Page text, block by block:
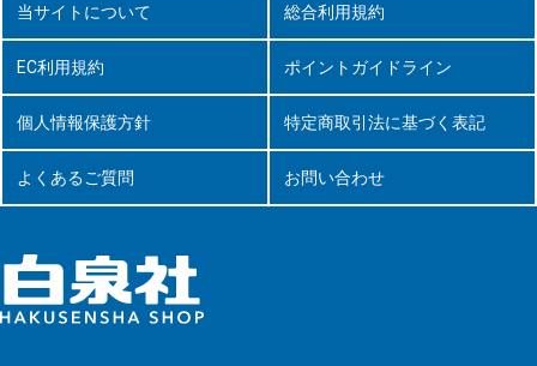
当サイトについて 総合利用規約
EC利用規約 ポイントガイドライン
個人情報保護方針 特定商取引法に基づく表記
よくあるご質問 お問い合わせ